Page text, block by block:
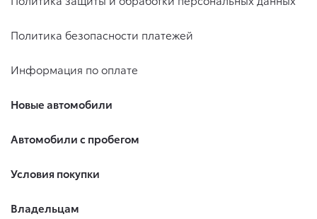
Политика безопасности платежей
Информация по оплате
Новые автомобили
Автомобили с пробегом
Условия покупки
Владельцам